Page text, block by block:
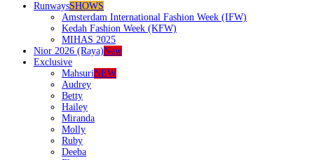
RunwaysSHOWS
Amsterdam International Fashion Week (IFW)
Kedah Fashion Week (KFW)
MIHAS 2025
Nior 2026 (Raya)New
Exclusive
MahsuriNEW
Audrey
Betty
Hailey
Miranda
Molly
Ruby
Deeba